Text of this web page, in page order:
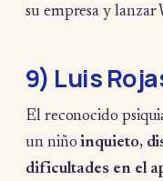
su empresa y
9) Luis
El reconocido
un niñoinquieto,
dificultades en el